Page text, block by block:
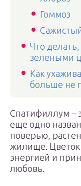
Гоммоз
Что
зелеными
Как
больше не
Спатифиллум –
еще одно
поверью,
жилище. Цветок
энергией и
любовь.